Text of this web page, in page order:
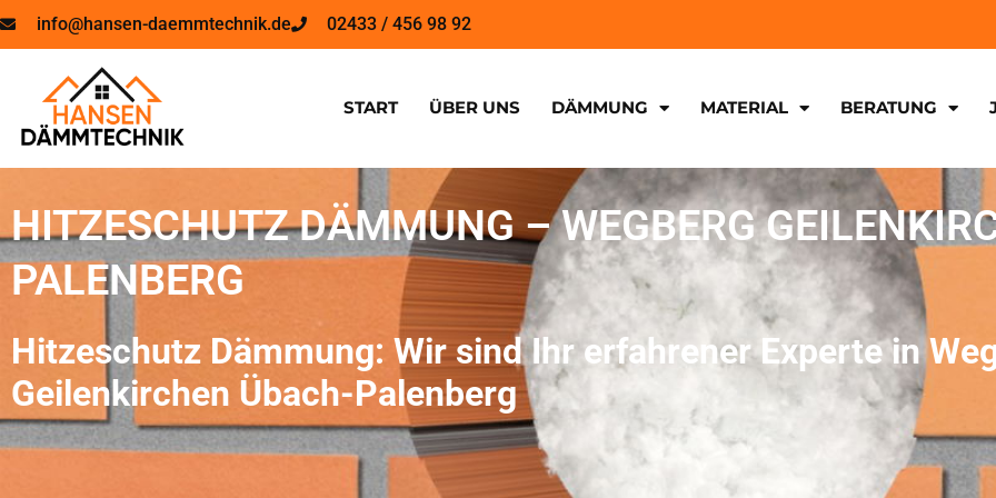
info@hansen-daemmtechnik.de 02433 / 456 98 92
START ÜBER UNS DÄMMUNG MATERIAL BERATUNG
HITZESCHUTZ DÄMMUNG – WEGBERG
PALENBERG
Hitzeschutz Dämmung: Wir sind Ihr erfahrener Experte in
Geilenkirchen Übach-Palenberg